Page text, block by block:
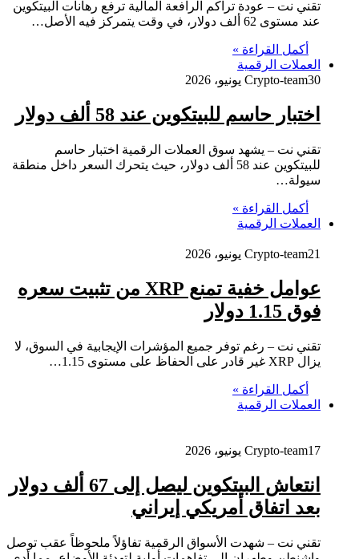
تقني نت – عودة تراكم الرافعة المالية ترفع رهانات البيتكوين
عند مستوى 62 ألف دولار، في وقت يتمركز فيه الأصل…
أكمل القراءة »
العملات الرقمية
Crypto-team30 يونيو، 2026
اختبار حاسم للبيتكوين عند 58 ألف دولار
تقني نت – يشهد سوق العملات الرقمية اختبار حاسم
للبيتكوين عند 58 ألف دولار، حيث يتحرك السعر داخل منطقة
سيولة…
أكمل القراءة »
العملات الرقمية
Crypto-team21 يونيو، 2026
عوامل خفية تمنع XRP من تثبيت سعره
فوق 1.15 دولار
تقني نت – رغم توفر جميع المؤشرات الإيجابية في السوق، لا
يزال XRP غير قادر على الحفاظ على مستوى 1.15…
أكمل القراءة »
العملات الرقمية
Crypto-team17 يونيو، 2026
انتعاش البيتكوين ليصل إلى 67 ألف دولار
بعد اتفاق أمريكي إيراني
تقني نت – شهدت الأسواق الرقمية تفاؤلاً ملحوظاً عقب توصل